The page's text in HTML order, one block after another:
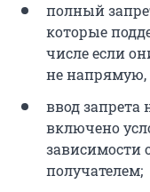
полный
которые
числе если
не напрямую,
ввод запрета
включено
зависимости
получателем;